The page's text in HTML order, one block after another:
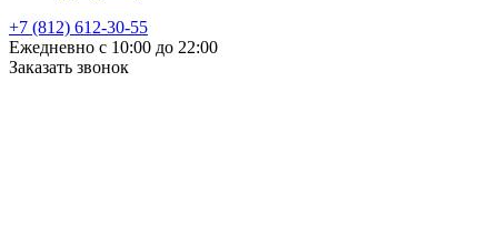
+7 (812) 612-30-55
Ежедневно с 10:00 до 22:00
Заказать звонок